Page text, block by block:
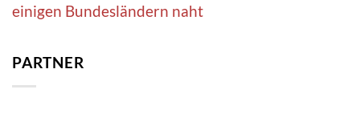
einigen Bundesländern naht
PARTNER